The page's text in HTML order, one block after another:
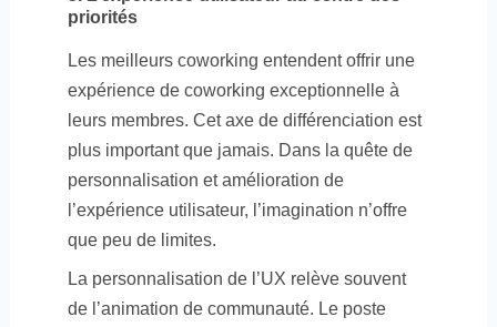
priorités
Les meilleurs coworking entendent offrir une
expérience de coworking exceptionnelle à
leurs membres. Cet axe de différenciation est
plus important que jamais. Dans la quête de
personnalisation et amélioration de
l’expérience utilisateur, l’imagination n’offre
que peu de limites.
La personnalisation de l’UX relève souvent
de l’animation de communauté. Le poste